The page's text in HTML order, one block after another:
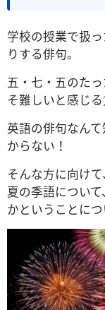
学校の授業で扱
りする俳句。
五・七・五のた
そ難しいと感じる
英語の俳句なん
からない！
そんな方に向け
夏の季語につい
かということにつ